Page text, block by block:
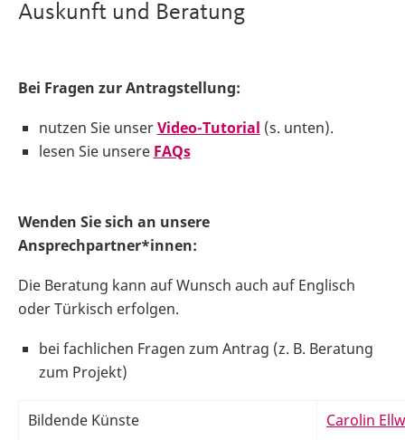
Auskunft und Beratung
Bei Fragen zur Antragstellung:
nutzen Sie unserVideo-Tutorial (s. unten).
lesen Sie unsere FAQs
Wenden Sie sich an unsere
Ansprechpartner*innen:
Die Beratung kann auf Wunsch auch auf Englisch
oder Türkisch erfolgen.
bei fachlichen Fragen zum Antrag (z. B. Beratung
zum Projekt)
Bildende Künste Carolin